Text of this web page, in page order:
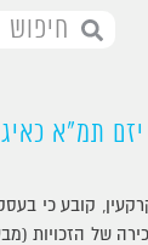
של יזם תמ"א
של הזכויות